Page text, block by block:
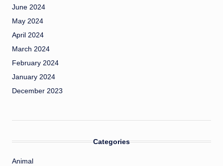
June 2024
May 2024
April 2024
March 2024
February 2024
January 2024
December 2023
Categories
Animal